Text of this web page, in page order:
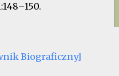
Biograficzny]